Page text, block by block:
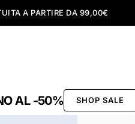
A PARTIRE DA 99,00€
AL -50% SHOP SALE